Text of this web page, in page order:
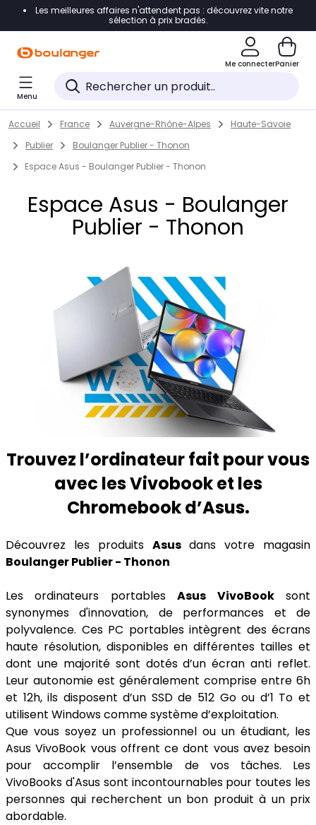
Accéder directement à la navigation
Accéder directement au pied de page
Accéder directement au chatbot
Les meilleures affaires n'attendent pas : découvrez vite notre
sélection à prix bradés.
Me connecterPanier
Menu
Skip to content
Return to Nav
Accueil France Auvergne-Rhône-Alpes
Haute-Savoie
Publier
Boulanger Publier - Thonon
Espace Asus - Boulanger Publier - Thonon
Espace Asus - Boulanger
Publier - Thonon
Trouvez l’ordinateur fait pour vous
avec les Vivobook et les
Chromebook d’Asus.
Découvrez les produits Asusdans votre magasin
Boulanger Publier - Thonon
Les ordinateurs portablesAsus VivoBooksont
synonymes d'innovation, de performances et de
polyvalence. Ces PC portables intègrent des écrans
haute résolution, disponibles en différentes tailles et
dont une majorité sont dotés d’un écran anti reflet.
Leur autonomie est généralement comprise entre 6h
et 12h, ils disposent d’un SSD de 512 Go ou d’1 To et
utilisent Windows comme système d’exploitation.
Que vous soyez un professionnel ou un étudiant, les
Asus VivoBook vous offrent ce dont vous avez besoin
pour accomplir l’ensemble de vos tâches. Les
VivoBooks d'Asus sont incontournables pour toutes les
personnes qui recherchent un bon produit à un prix
abordable.